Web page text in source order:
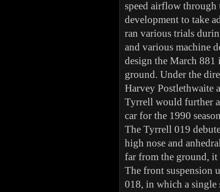
speed airflow through
development to take
ran various trials
and various machine
design the March
ground. Under the
Harvey Postlethwaite
Tyrrell would further
car for the 1990
The Tyrrell 019
high nose and
far from the ground,
The front suspension
018, in which a single